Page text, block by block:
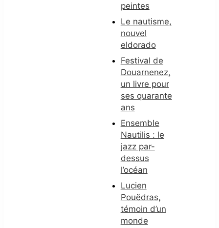
peintes
Le nautisme,
nouvel
eldorado
Festival de
Douarnenez,
un livre pour
ses quarante
ans
Ensemble
Nautilis : le
jazz par-
dessus
l’océan
Lucien
Pouëdras,
témoin d’un
monde